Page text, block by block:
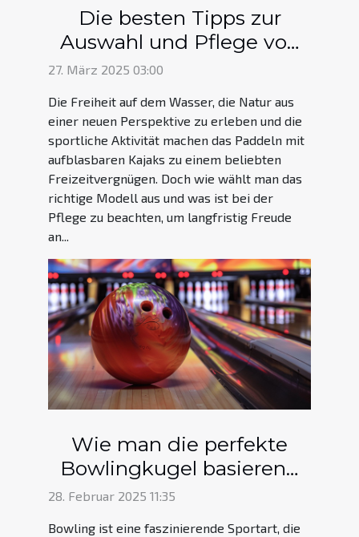
Die besten Tipps zur
Auswahl und Pflege von
aufblasbaren Kajaks
27. März 2025 03:00
Die Freiheit auf dem Wasser, die Natur aus
einer neuen Perspektive zu erleben und die
sportliche Aktivität machen das Paddeln mit
aufblasbaren Kajaks zu einem beliebten
Freizeitvergnügen. Doch wie wählt man das
richtige Modell aus und was ist bei der
Pflege zu beachten, um langfristig Freude
an...
Wie man die perfekte
Bowlingkugel basierend
auf Spielstil auswählt
28. Februar 2025 11:35
Bowling ist eine faszinierende Sportart, die